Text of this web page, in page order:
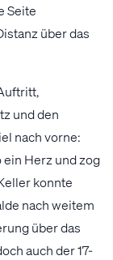
Seite
über das
und den
nach vorne:
Herz und zog
konnte
nach weitem
über das
auch der 17-